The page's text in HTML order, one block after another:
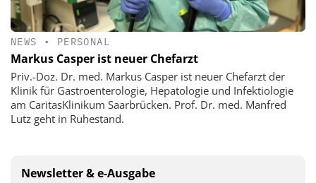
NEWS • PERSONAL
Markus Casper ist neuer Chefarzt
Priv.-Doz. Dr. med. Markus Casper ist neuer Chefarzt der
Klinik für Gastroenterologie, Hepatologie und Infektiologie
am CaritasKlinikum Saarbrücken. Prof. Dr. med. Manfred
Lutz geht in Ruhestand.
Newsletter & e-Ausgabe